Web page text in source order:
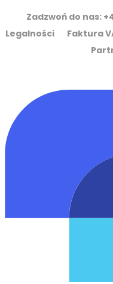
Zadzwoń do nas:
Legalności Faktura